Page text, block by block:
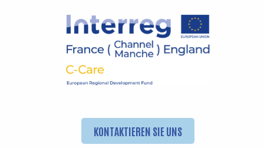
KONTAKTIEREN SIE UNS